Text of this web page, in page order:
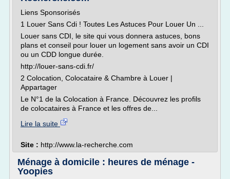
Liens Sponsorisés
1 Louer Sans Cdi ! Toutes Les Astuces Pour Louer Un ...
Louer sans CDI, le site qui vous donnera astuces, bons
plans et conseil pour louer un logement sans avoir un CDI
ou un CDD longue durée.
http://louer-sans-cdi.fr/
2 Colocation, Colocataire & Chambre à Louer |
Appartager
Le N°1 de la Colocation à France. Découvrez les profils
de colocataires à France et les offres de...
Lire la suite
Site : http://www.la-recherche.com
Ménage à domicile : heures de ménage -
Yoopies